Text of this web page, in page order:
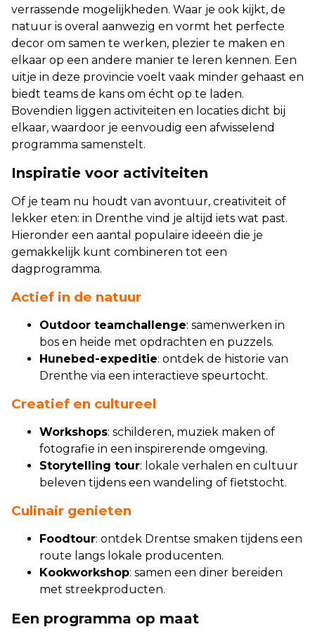
verrassende mogelijkheden. Waar je ook kijkt, de
natuur is overal aanwezig en vormt het perfecte
decor om samen te werken, plezier te maken en
elkaar op een andere manier te leren kennen. Een
uitje in deze provincie voelt vaak minder gehaast en
biedt teams de kans om écht op te laden.
Bovendien liggen activiteiten en locaties dicht bij
elkaar, waardoor je eenvoudig een afwisselend
programma samenstelt.
Inspiratie voor activiteiten
Of je team nu houdt van avontuur, creativiteit of
lekker eten: in Drenthe vind je altijd iets wat past.
Hieronder een aantal populaire ideeën die je
gemakkelijk kunt combineren tot een
dagprogramma.
Actief in de natuur
Outdoor teamchallenge: samenwerken in
bos en heide met opdrachten en puzzels.
Hunebed-expeditie: ontdek de historie van
Drenthe via een interactieve speurtocht.
Creatief en cultureel
Workshops: schilderen, muziek maken of
fotografie in een inspirerende omgeving.
Storytelling tour: lokale verhalen en cultuur
beleven tijdens een wandeling of fietstocht.
Culinair genieten
Foodtour: ontdek Drentse smaken tijdens een
route langs lokale producenten.
Kookworkshop: samen een diner bereiden
met streekproducten.
Een programma op maat